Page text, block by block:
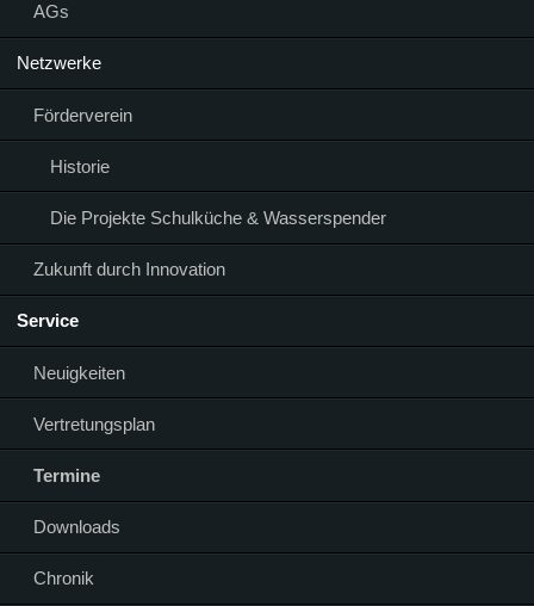
AGs
Netzwerke
Förderverein
Historie
Die Projekte Schulküche & Wasserspender
Zukunft durch Innovation
Service
Neuigkeiten
Vertretungsplan
Termine
Downloads
Chronik